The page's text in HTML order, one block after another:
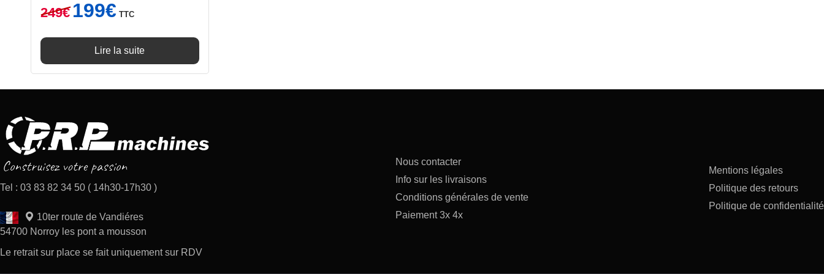
249€ prix
était :
199€prix
est :
TTC
Lire la suite
Tel : 03 83 82 34 50 ( 14h30-17h30 )
10ter route de Vandiéres
54700 Norroy les pont a mousson
Le retrait sur place se fait uniquement sur RDV
Nous contacter
Info sur les livraisons
Conditions générales de vente
Paiement 3x 4x
Mentions légales
Politique des retours
Politique de confidentialité